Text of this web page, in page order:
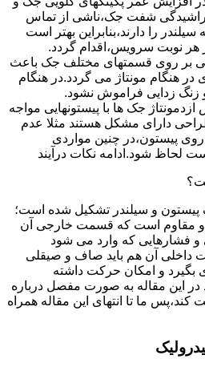
شفت جک،ناشی از تماس
را دارند،بنابراین بهتر است
هر نوبت سرویس،اقدام گردد.
بر روی قسمتهای مختلف جک باعث
در هنگام مونتاژ می گردد.در هنگام
زدایی فراموش نشود.
جک ها با پیستونهایی مواجه
دارای مشکل هستند مثلا عدم
روی پیستون،در چنین مواردی
لحاظ شود.ادامه نکات درآیند
پیستون و سیلندر تشکیل شده است؛
مقاوم است که قسمت خارجی آن
و فشارهایی که وارد می شود
آن هم باید صاف و صیقلی
بگیرد و امکان حرکت داشته
در این مقاله به صورت مفصل درباره
ما تا انتهای این مقاله همراه